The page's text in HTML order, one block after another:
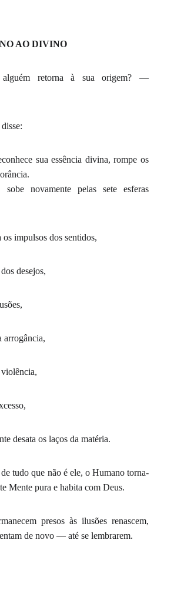
AO DIVINO
retorna à sua origem? —
sua essência divina, rompe os
sobe novamente pelas sete esferas
os impulsos dos sentidos,
desejos,
arrogância,
violência,
desata os laços da matéria.
tudo que não é ele, o Humano torna-
Mente pura e habita com Deus.
presos às ilusões renascem,
de novo — até se lembrarem.